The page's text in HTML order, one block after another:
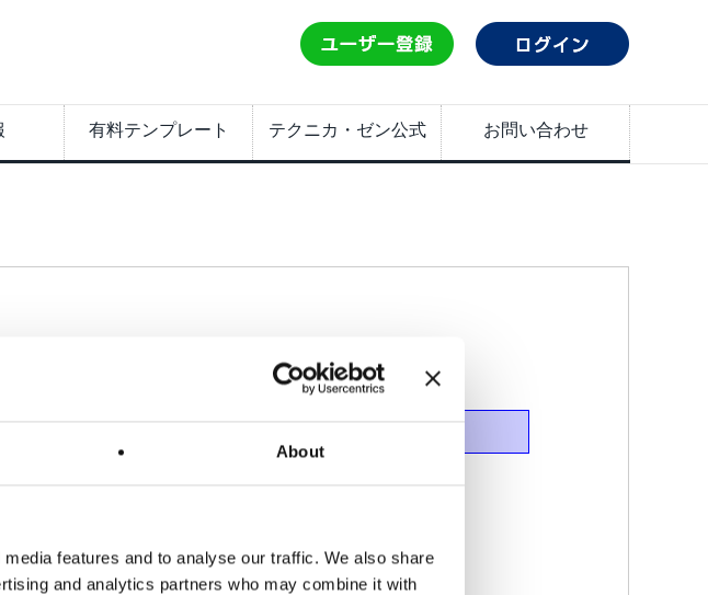
About
features and to analyse our traffic. We also share
and analytics partners who may combine it with
有料テンプレート テクニカ・ゼン公式 お問い合わせ